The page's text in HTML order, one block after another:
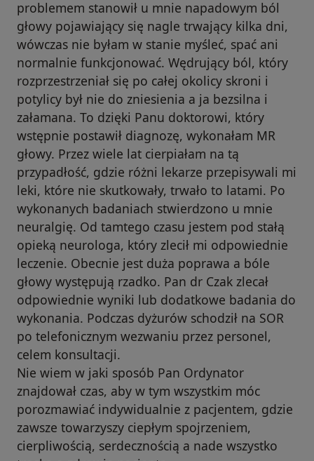
problemem stanowił u mnie napadowym ból
głowy pojawiający się nagle trwający kilka dni,
wówczas nie byłam w stanie myśleć, spać ani
normalnie funkcjonować. Wędrujący ból, który
rozprzestrzeniał się po całej okolicy skroni i
potylicy był nie do zniesienia a ja bezsilna i
załamana. To dzięki Panu doktorowi, który
wstępnie postawił diagnozę, wykonałam MR
głowy. Przez wiele lat cierpiałam na tą
przypadłość, gdzie różni lekarze przepisywali mi
leki, które nie skutkowały, trwało to latami. Po
wykonanych badaniach stwierdzono u mnie
neuralgię. Od tamtego czasu jestem pod stałą
opieką neurologa, który zlecił mi odpowiednie
leczenie. Obecnie jest duża poprawa a bóle
głowy występują rzadko. Pan dr Czak zlecał
odpowiednie wyniki lub dodatkowe badania do
wykonania. Podczas dyżurów schodził na SOR
po telefonicznym wezwaniu przez personel,
celem konsultacji.
Nie wiem w jaki sposób Pan Ordynator
znajdował czas, aby w tym wszystkim móc
porozmawiać indywidualnie z pacjentem, gdzie
zawsze towarzyszy ciepłym spojrzeniem,
cierpliwością, serdecznością a nade wszystko